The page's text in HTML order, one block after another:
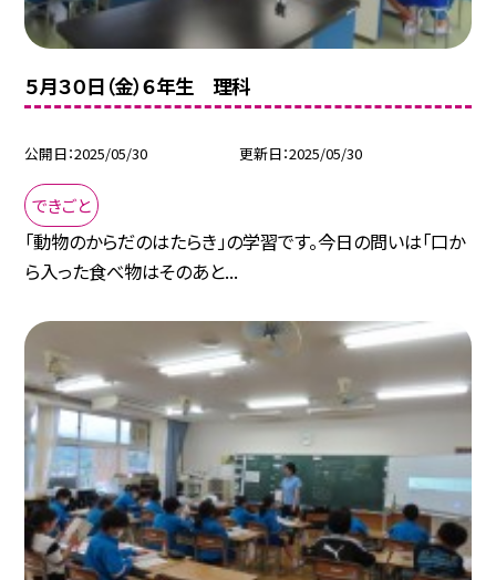
５月３０日（金）６年生 理科
公開日 2025/05/30 更新日 2025/05/30
できごと
「動物のからだのはたらき」の学習です。今日の問いは「口か
ら入った食べ物はそのあと...